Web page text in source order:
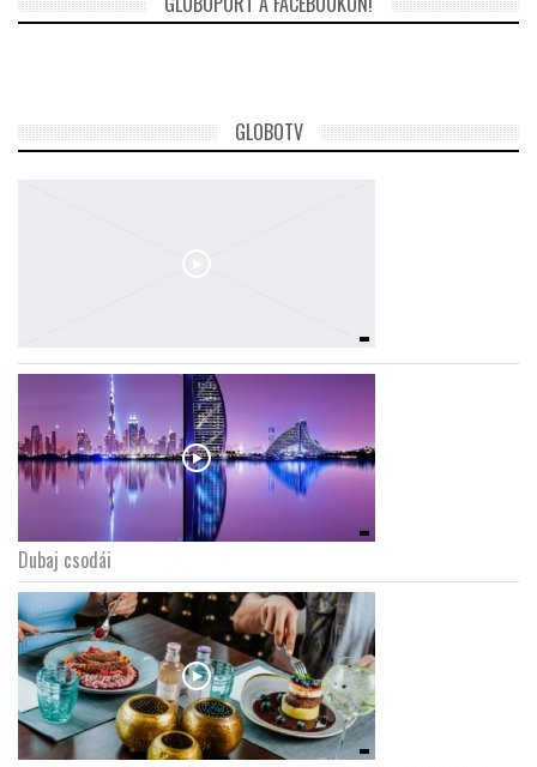
GLOBOTV
Dubaj csodái